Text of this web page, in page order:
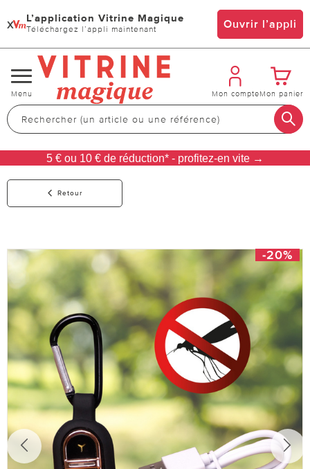
x L’application Vitrine Magique
Téléchargez l’appli maintenant Ouvrir l’appli
Changer
de
navigation
Menu Mon compteMon panier
5 € ou 10 € de réduction* - profitez-en vite →
Retour
-20%